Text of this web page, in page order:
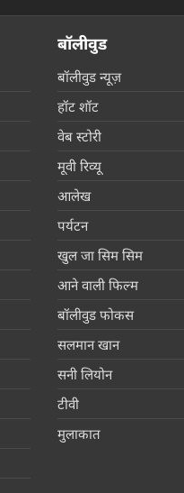
बॉलीवुड
बॉलीवुड न्यूज़
हॉट शॉट
वेब स्टोरी
मूवी रिव्यू
आलेख
पर्यटन
खुल जा सिम सिम
आने वाली फिल्म
बॉलीवुड फोकस
सलमान खान
सनी लियोन
टीवी
मुलाकात